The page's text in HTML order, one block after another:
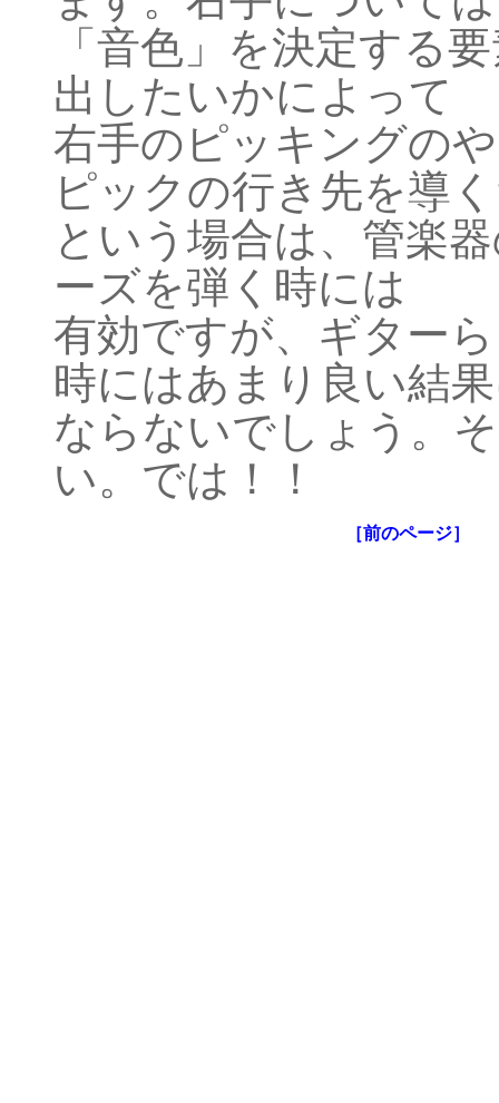
「音色」を決定する
出したいかによって
右手のピッキングの
ピックの行き先を導
という場合は、管楽
ーズを弾く時には
有効ですが、ギター
時にはあまり良い結
ならないでしょう。
い。では！！
［前のページ］